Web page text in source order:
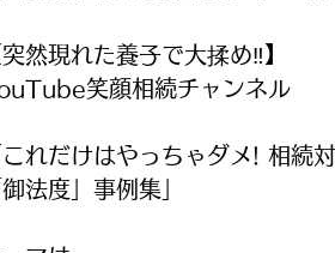
突然現れた養子で大揉め‼️】
笑顔相続チャンネル
これだけはやっちゃダメ! 相続
御法度」事例集」